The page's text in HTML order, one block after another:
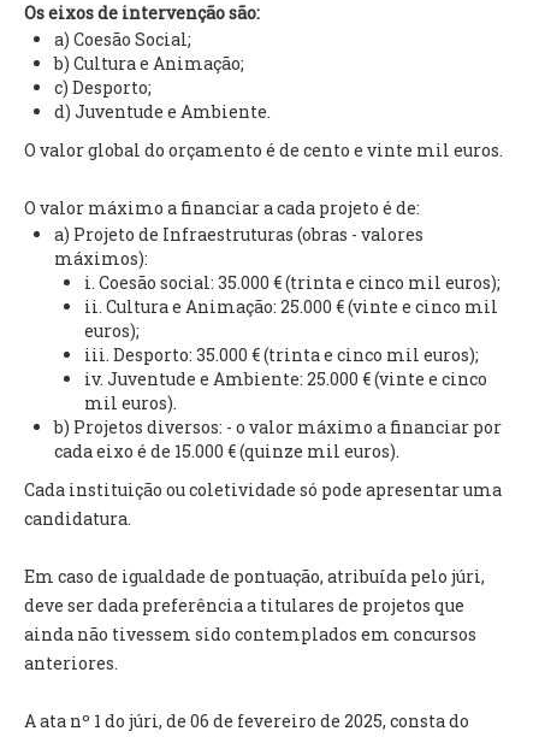
SUBVENÇÕES PÚBLICAS
SERVIÇOS
GERAIS
CEMITÉRIO
RECENSEAMENTO ELEITORAL
ATESTADOS
VENDA AMBULANTE
EMPREGO (GIP)
APOIO AOS DESEMPREGADOS
APOIO ÀS EMPRESAS
CONTACTO E HORÁRIO GIP
CONTACTOS
Os eixos de intervenção são:
a) Coesão Social;
b) Cultura e Animação;
c) Desporto;
d) Juventude e Ambiente.
O valor global do orçamento é de cento e vinte mil euros.
O valor máximo a financiar a cada projeto é de:
a) Projeto de Infraestruturas (obras - valores
máximos):
i. Coesão social: 35.000 € (trinta e cinco mil euros);
ii. Cultura e Animação: 25.000 € (vinte e cinco mil
euros);
iii. Desporto: 35.000 € (trinta e cinco mil euros);
iv. Juventude e Ambiente: 25.000 € (vinte e cinco
mil euros).
b) Projetos diversos: - o valor máximo a financiar por
cada eixo é de 15.000 € (quinze mil euros).
Cada instituição ou coletividade só pode apresentar uma
candidatura.
Em caso de igualdade de pontuação, atribuída pelo júri,
deve ser dada preferência a titulares de projetos que
ainda não tivessem sido contemplados em concursos
anteriores.
A ata nº 1 do júri, de 06 de fevereiro de 2025, consta do